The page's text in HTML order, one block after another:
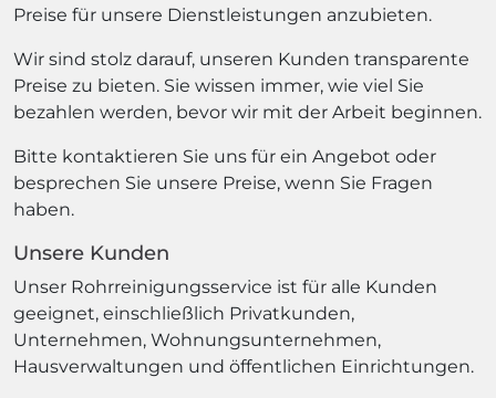
Preise für unsere Dienstleistungen anzubieten.
Wir sind stolz darauf, unseren Kunden transparente
Preise zu bieten. Sie wissen immer, wie viel Sie
bezahlen werden, bevor wir mit der Arbeit beginnen.
Bitte kontaktieren Sie uns für ein Angebot oder
besprechen Sie unsere Preise, wenn Sie Fragen
haben.
Unsere Kunden
Unser Rohrreinigungsservice ist für alle Kunden
geeignet, einschließlich Privatkunden,
Unternehmen, Wohnungsunternehmen,
Hausverwaltungen und öffentlichen Einrichtungen.